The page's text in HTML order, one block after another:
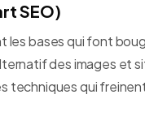
SEO)
les bases qui font
des images et
techniques qui